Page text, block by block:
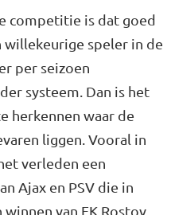
competitie is dat goed
willekeurige speler in de
per seizoen
systeem. Dan is het
herkennen waar de
liggen. Vooral in
verleden een
Ajax en PSV die in
van FK Rostov.